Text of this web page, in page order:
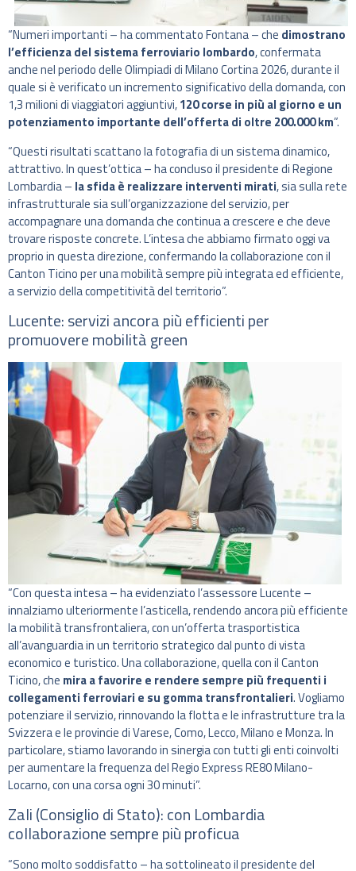
“Numeri importanti – ha commentato Fontana – che dimostrano
l’efficienza del sistema ferroviario lombardo, confermata
anche nel periodo delle Olimpiadi di Milano Cortina 2026, durante il
quale si è verificato un incremento significativo della domanda, con
1,3 milioni di viaggiatori aggiuntivi,120 corse in più al giorno e un
potenziamento importante dell’offerta di oltre 200.000 km”.
“Questi risultati scattano la fotografia di un sistema dinamico,
attrattivo. In quest’ottica – ha concluso il presidente di Regione
Lombardia – la sfida è realizzare interventi mirati, sia sulla rete
infrastrutturale sia sull’organizzazione del servizio, per
accompagnare una domanda che continua a crescere e che deve
trovare risposte concrete. L’intesa che abbiamo firmato oggi va
proprio in questa direzione, confermando la collaborazione con il
Canton Ticino per una mobilità sempre più integrata ed efficiente,
a servizio della competitività del territorio”.
Lucente: servizi ancora più efficienti per
promuovere mobilità green
“Con questa intesa – ha evidenziato l’assessore Lucente –
innalziamo ulteriormente l’asticella, rendendo ancora più efficiente
la mobilità transfrontaliera, con un’offerta trasportistica
all’avanguardia in un territorio strategico dal punto di vista
economico e turistico. Una collaborazione, quella con il Canton
Ticino, che mira a favorire e rendere sempre più frequenti i
collegamenti ferroviari e su gomma transfrontalieri. Vogliamo
potenziare il servizio, rinnovando la flotta e le infrastrutture tra la
Svizzera e le provincie di Varese, Como, Lecco, Milano e Monza. In
particolare, stiamo lavorando in sinergia con tutti gli enti coinvolti
per aumentare la frequenza del Regio Express RE80 Milano-
Locarno, con una corsa ogni 30 minuti”.
Zali (Consiglio di Stato): con Lombardia
collaborazione sempre più proficua
“Sono molto soddisfatto – ha sottolineato il presidente del